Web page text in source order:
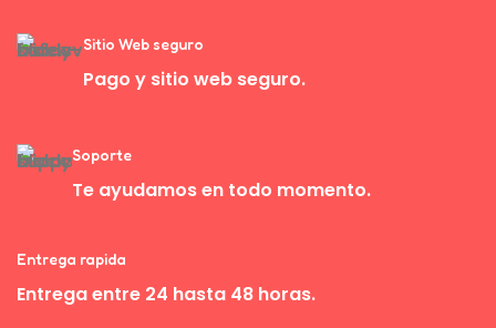
Sitio Web seguro
Pago y sitio web seguro.
Soporte
Te ayudamos en todo momento.
Entrega rapida
Entrega entre 24 hasta 48 horas.